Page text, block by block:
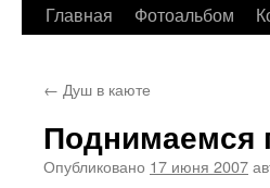
Перейти
содержимому
Главная Фотоальбом
← Душ в каюте
Поднимаемся
Опубликовано 17 июня 2007